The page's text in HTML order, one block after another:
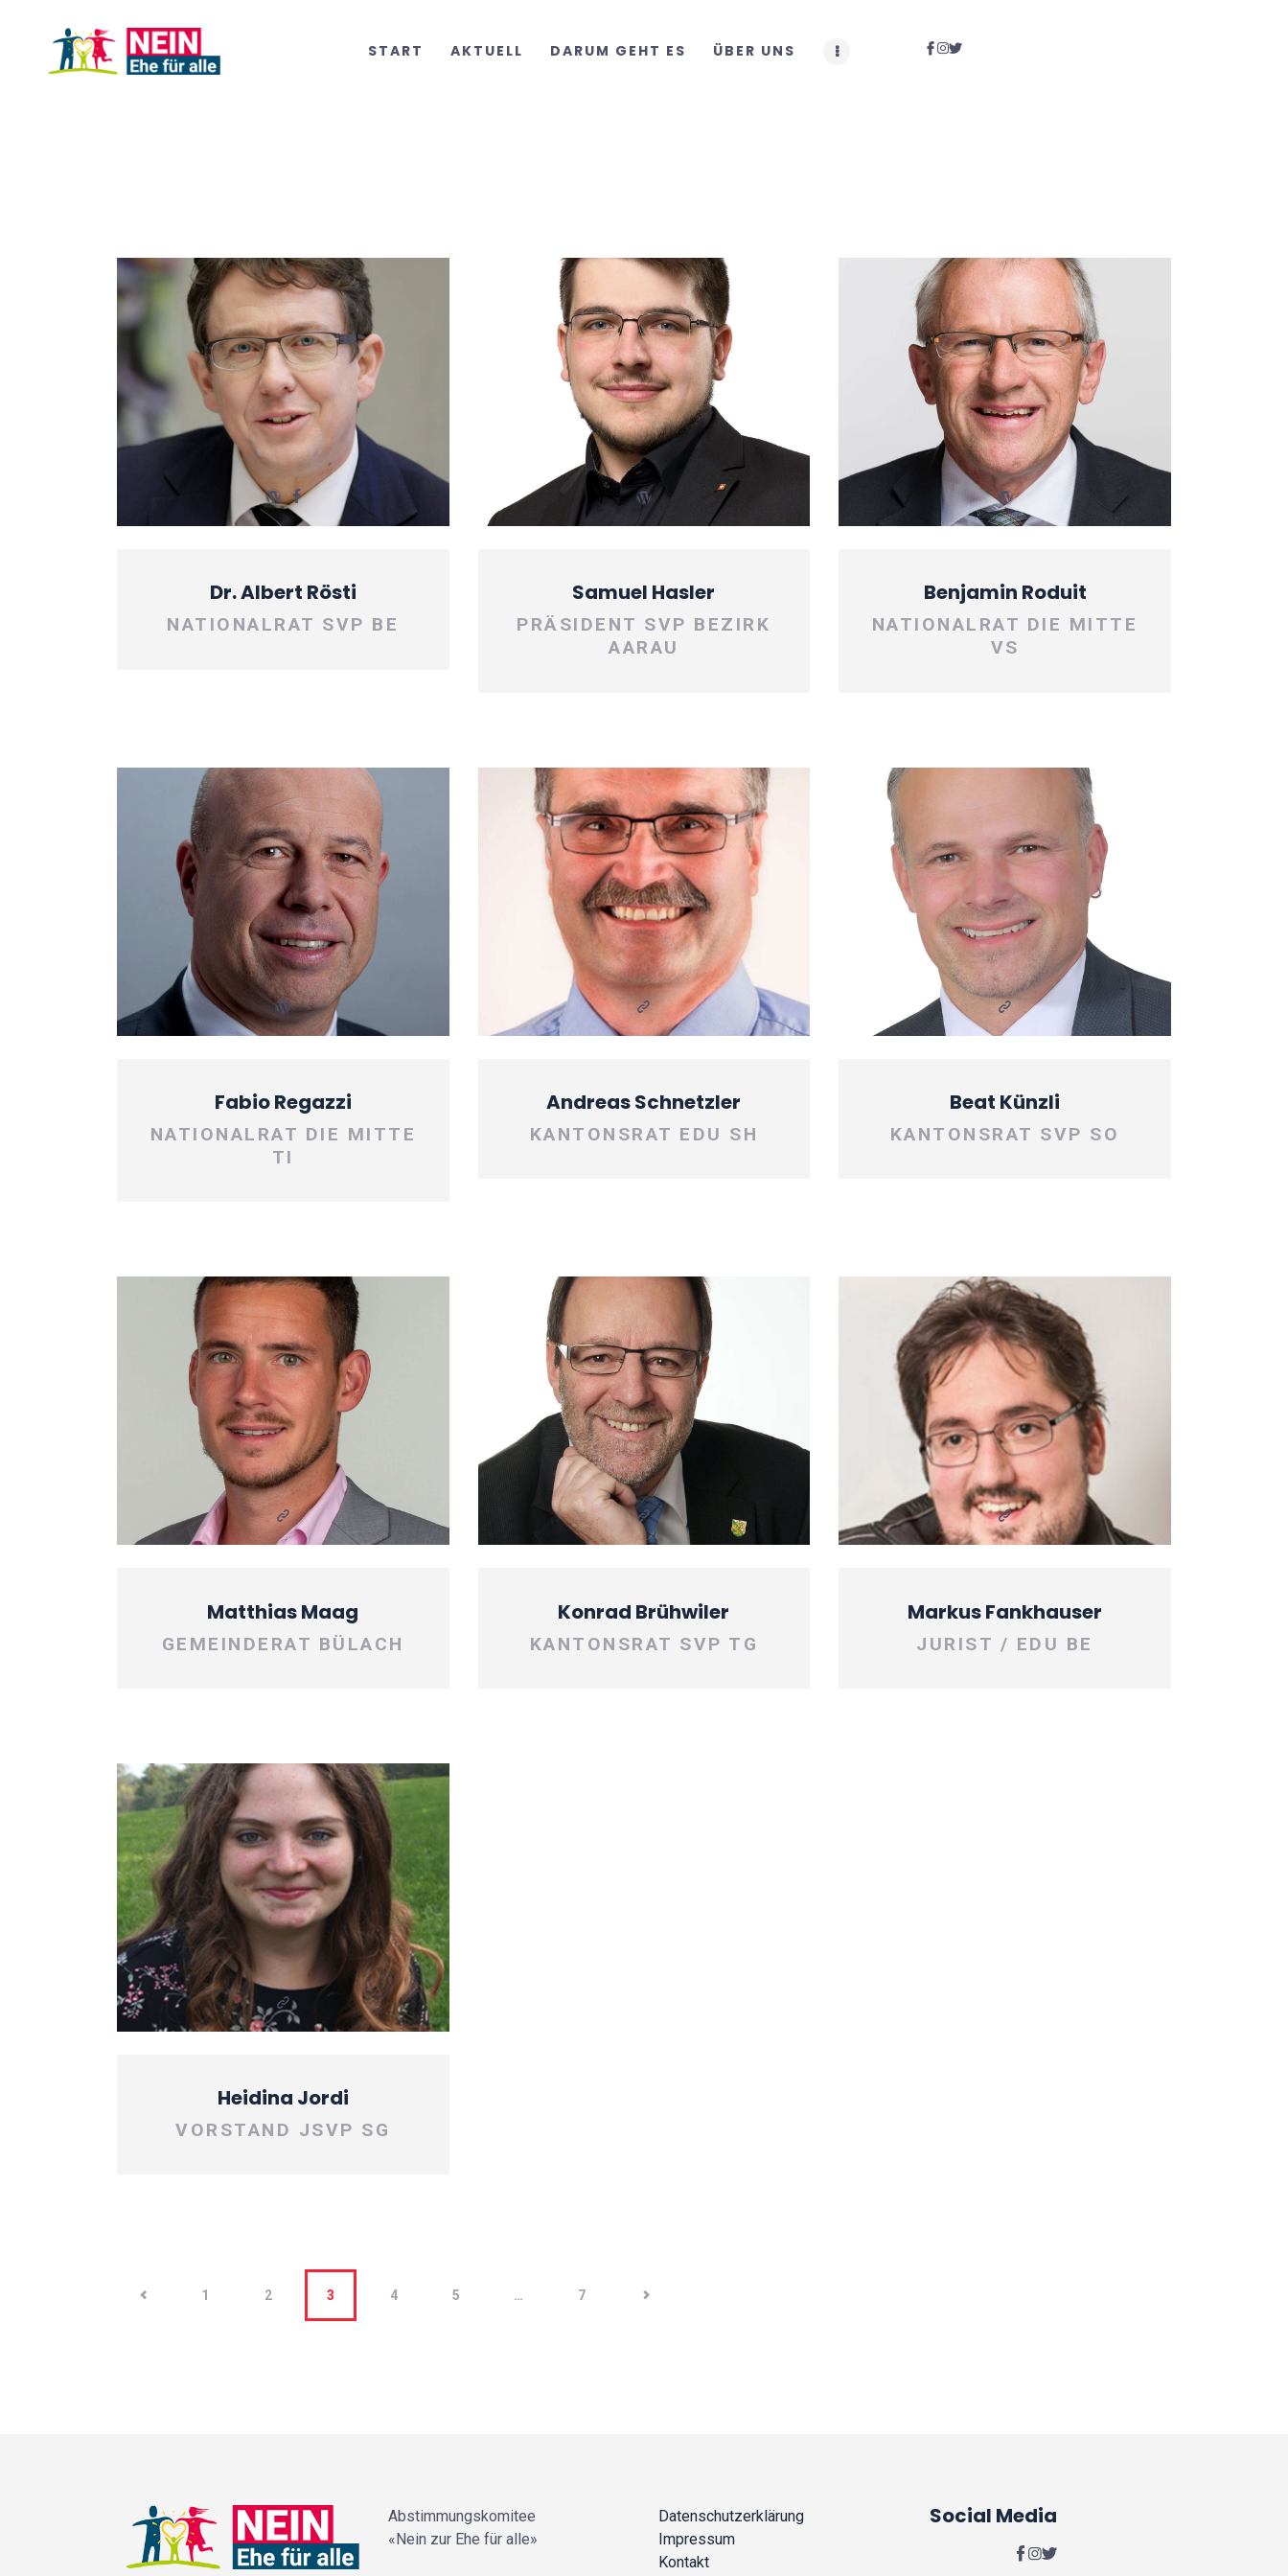
START AKTUELL DARUM GEHT ES ÜBER UNS
Dr. Albert Rösti
NATIONALRAT SVP BE
Samuel Hasler
PRÄSIDENT SVP BEZIRK
AARAU
Benjamin Roduit
NATIONALRAT DIE MITTE
VS
Fabio Regazzi
NATIONALRAT DIE MITTE
TI
Andreas Schnetzler
KANTONSRAT EDU SH
Beat Künzli
KANTONSRAT SVP SO
Matthias Maag
GEMEINDERAT BÜLACH
Konrad Brühwiler
KANTONSRAT SVP TG
Markus Fankhauser
JURIST / EDU BE
Heidina Jordi
VORSTAND JSVP SG
1 2 3 4 5 … 7
Abstimmungskomitee
«Nein zur Ehe für alle»
Datenschutzerklärung
Impressum
Kontakt
Social Media